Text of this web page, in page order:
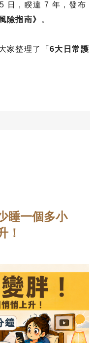
日，睽違 7 年，發布
險指南》 。
家整理了「 6大日常護
睡一個多小
！